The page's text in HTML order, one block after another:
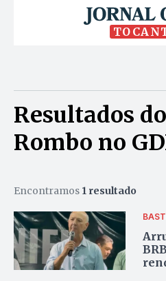
Resultados
Rombo no
Encontramos 1 resultado